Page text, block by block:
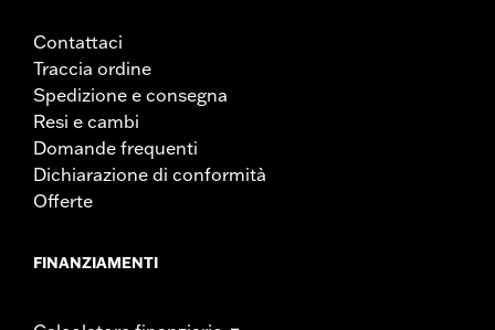
Contattaci
Traccia ordine
Spedizione e consegna
Resi e cambi
Domande frequenti
Dichiarazione di conformità
Offerte
FINANZIAMENTI